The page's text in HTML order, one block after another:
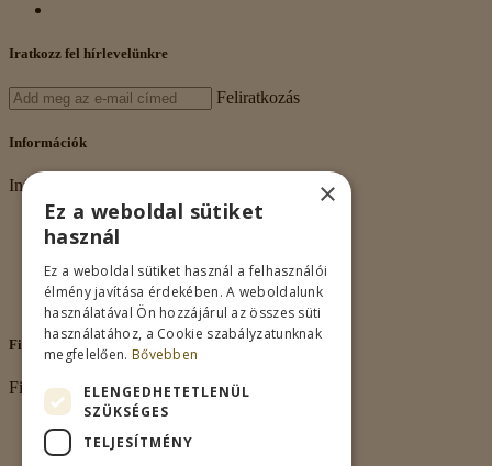
Iratkozz fel hírlevelünkre
Feliratkozás
Információk
Információk
Rólunk
Adatkezelés
Vásárlási feltételek
Nagykereskedelem
Kapcsolat
Fiókom
Fiókom
Fiókom
Rendeléseim
×
Ez a weboldal sütiket
használ
Ez a weboldal sütiket használ a felhasználói
élmény javítása érdekében. A weboldalunk
használatával Ön hozzájárul az összes süti
használatához, a Cookie szabályzatunknak
megfelelően. Bővebben
ELENGEDHETETLENÜL
SZÜKSÉGES
TELJESÍTMÉNY